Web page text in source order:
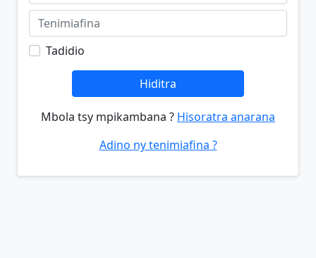
Tadidio
Hiditra
Mbola tsy mpikambana ? Hisoratra anarana
Adino ny tenimiafina ?